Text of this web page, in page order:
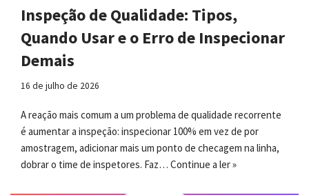
Inspeção de Qualidade: Tipos,
Quando Usar e o Erro de Inspecionar
Demais
16 de julho de 2026
A reação mais comum a um problema de qualidade recorrente
é aumentar a inspeção: inspecionar 100% em vez de por
amostragem, adicionar mais um ponto de checagem na linha,
dobrar o time de inspetores. Faz… Continue a ler »